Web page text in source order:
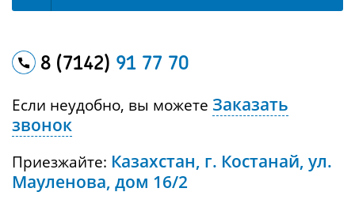
8 (7142) 91 77 70
Если неудобно, вы можете Заказать
звонок
Приезжайте: Казахстан, г. Костанай, ул.
Мауленова, дом 16/2